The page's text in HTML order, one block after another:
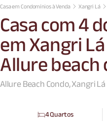
Casa em Condomínios à Venda Xangri Lá
Casa com 4
em Xangri
Allure
Allure Beach Condo, Xangri Lá
4 Quartos